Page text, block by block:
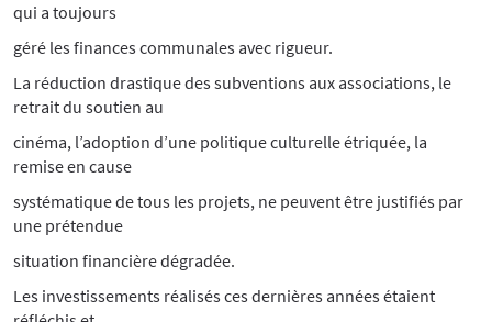
qui a toujours
géré les finances communales avec rigueur.
La réduction drastique des subventions aux associations, le
retrait du soutien au
cinéma, l’adoption d’une politique culturelle étriquée, la
remise en cause
systématique de tous les projets, ne peuvent être justifiés par
une prétendue
situation financière dégradée.
Les investissements réalisés ces dernières années étaient